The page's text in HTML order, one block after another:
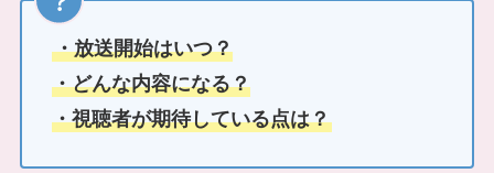
・放送開始はいつ？
・どんな内容になる？
・視聴者が期待している点は？